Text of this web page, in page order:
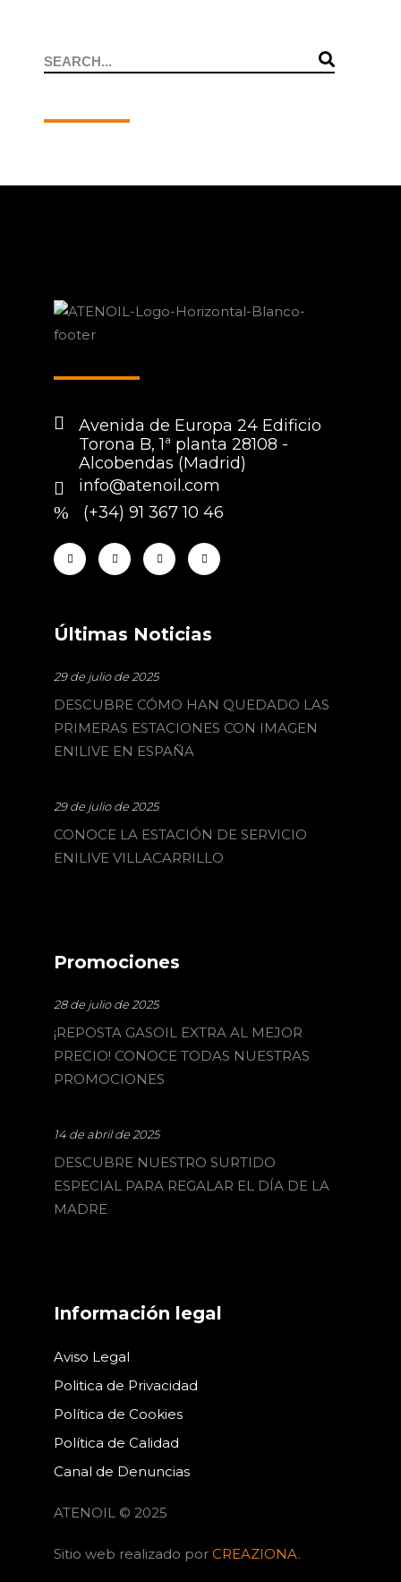
Search
Avenida de Europa 24 Edificio
Torona B, 1ª planta 28108 -
Alcobendas (Madrid)
info@atenoil.com
(+34) 91 367 10 46
Últimas Noticias
29 de julio de 2025
DESCUBRE CÓMO HAN QUEDADO LAS
PRIMERAS ESTACIONES CON IMAGEN
ENILIVE EN ESPAÑA
29 de julio de 2025
CONOCE LA ESTACIÓN DE SERVICIO
ENILIVE VILLACARRILLO
Promociones
28 de julio de 2025
¡REPOSTA GASOIL EXTRA AL MEJOR
PRECIO! CONOCE TODAS NUESTRAS
PROMOCIONES
14 de abril de 2025
DESCUBRE NUESTRO SURTIDO
ESPECIAL PARA REGALAR EL DÍA DE LA
MADRE
Información legal
Aviso Legal
Politica de Privacidad
Política de Cookies
Política de Calidad
Canal de Denuncias
ATENOIL © 2025
Sitio web realizado por CREAZIONA.